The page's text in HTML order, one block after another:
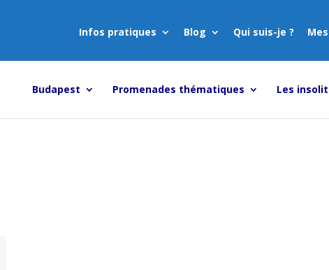
Infos pratiques
Blog Qui suis-je ?
Budapest Promenades thématiques Les